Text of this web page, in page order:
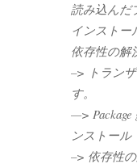
読み込んだ
インストー
依存性の解
–> トラン
す。
—> Package
ンストール
–> 依存性